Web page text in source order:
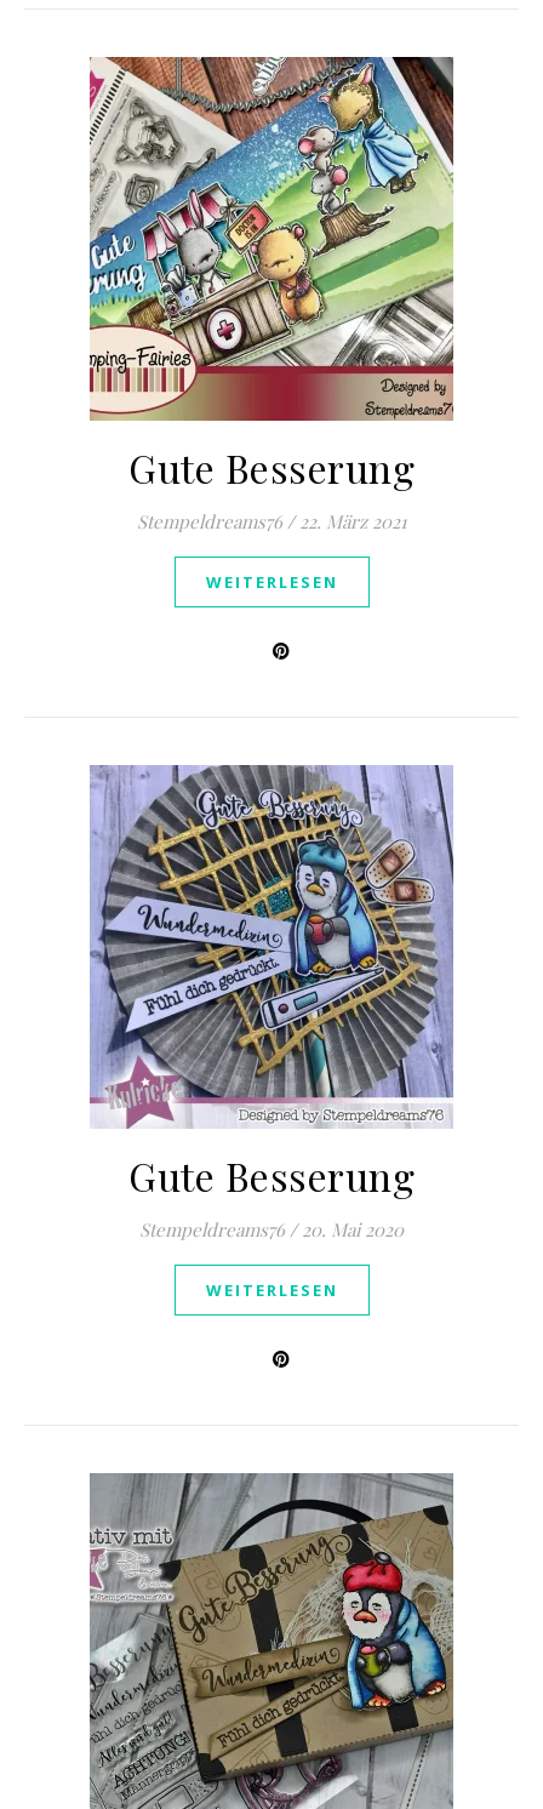
Gute Besserung
Stempeldreams76 / 22. März 2021
WEITERLESEN
Gute Besserung
Stempeldreams76 / 20. Mai 2020
WEITERLESEN